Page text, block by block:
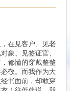
在见客户、见老
象、见签证官、
都懂的穿戴整整
敬。而我作为大
书面前，却敢穿